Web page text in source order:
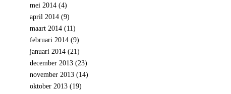
mei 2014(4)
april 2014(9)
maart 2014(11)
februari 2014(9)
januari 2014(21)
december 2013(23)
november 2013(14)
oktober 2013(19)